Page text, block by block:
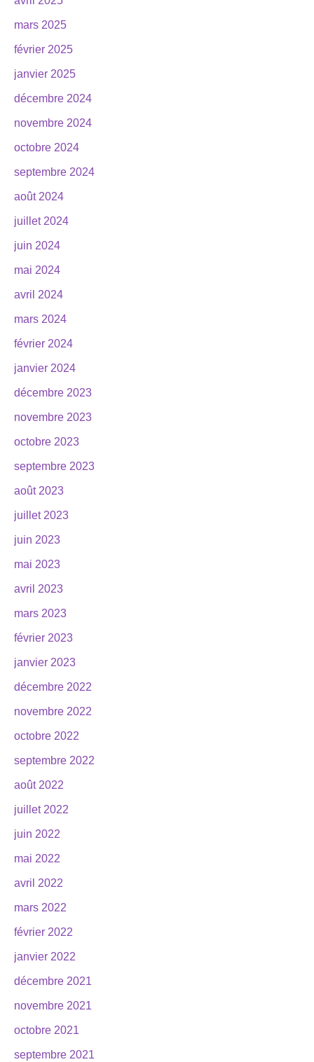
mars 2025
février 2025
janvier 2025
décembre 2024
novembre 2024
octobre 2024
septembre 2024
août 2024
juillet 2024
juin 2024
mai 2024
avril 2024
mars 2024
février 2024
janvier 2024
décembre 2023
novembre 2023
octobre 2023
septembre 2023
août 2023
juillet 2023
juin 2023
mai 2023
avril 2023
mars 2023
février 2023
janvier 2023
décembre 2022
novembre 2022
octobre 2022
septembre 2022
août 2022
juillet 2022
juin 2022
mai 2022
avril 2022
mars 2022
février 2022
janvier 2022
décembre 2021
novembre 2021
octobre 2021
septembre 2021